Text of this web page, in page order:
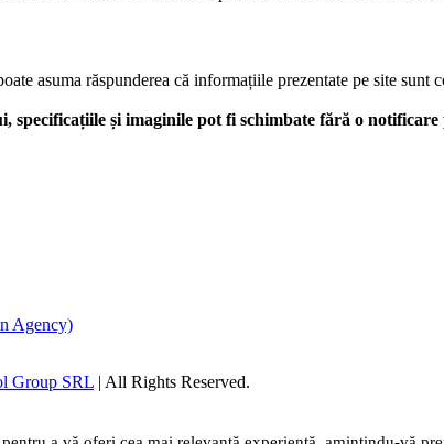
asuma răspunderea că informațiile prezentate pe site
specificațiile și imaginile pot fi schimbate fără o
Agency)
Group SRL | All Rights Reserved.